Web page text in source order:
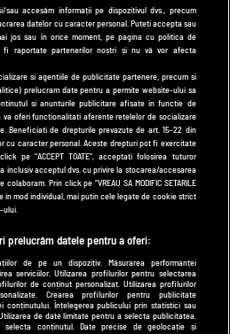
tvhappy.ro
useit.ro
zutv.ro
Trends AntenaPLAY
AntenaPLAY
sau accesăm informații pe dispozitivul dvs., precum
datelor cu caracter personal. Puteți accepta sau
jos sau în orice moment, pe pagina cu politica de
fi raportate partenerilor noștri și nu vă vor afecta
si agentiile de publicitate partenere, precum si
prelucram date pentru a permite website-ului sa
si anunturile publicitare afisate in functie de
oferi functionalitati aferente retelelor de socializare
Beneficiati de drepturile prevazute de art. 15-22 din
cu caracter personal. Aceste drepturi pot fi exercitate
pe “ACCEPT TOATE”, acceptati folosirea tuturor
inclusiv acceptul dvs. cu privire la stocarea/accesarea
Prin click pe “VREAU SA MODIFIC SETARILE
in mod individual, mai putin cele legate de cookie strict
prelucrăm datele pentru a oferi:
de pe un dispozitiv. Măsurarea performanței
serviciilor. Utilizarea profilurilor pentru selectarea
de conținut personalizat. Utilizarea profilurilor
Crearea profilurilor pentru publicitate
conținutului. Înțelegerea publicului prin statistici sau
de date limitate pentru a selecta publicitatea.
conținutul. Date precise de geolocație și